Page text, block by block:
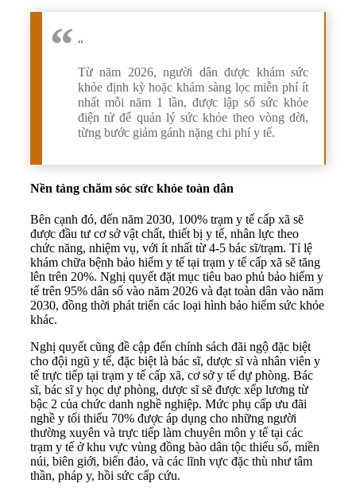
“
Từ năm 2026, người dân được khám sức
khỏe định kỳ hoặc khám sàng lọc miễn phí ít
nhất mỗi năm 1 lần, được lập sổ sức khỏe
điện tử để quản lý sức khỏe theo vòng đời,
từng bước giảm gánh nặng chi phí y tế.
Nền tảng chăm sóc sức khỏe toàn dân
Bên cạnh đó, đến năm 2030, 100% trạm y tế cấp xã sẽ
được đầu tư cơ sở vật chất, thiết bị y tế, nhân lực theo
chức năng, nhiệm vụ, với ít nhất từ 4-5 bác sĩ/trạm. Tỉ lệ
khám chữa bệnh bảo hiểm y tế tại trạm y tế cấp xã sẽ tăng
lên trên 20%. Nghị quyết đặt mục tiêu bao phủ bảo hiểm y
tế trên 95% dân số vào năm 2026 và đạt toàn dân vào năm
2030, đồng thời phát triển các loại hình bảo hiểm sức khỏe
khác.
Nghị quyết cũng đề cập đến chính sách đãi ngộ đặc biệt
cho đội ngũ y tế, đặc biệt là bác sĩ, dược sĩ và nhân viên y
tế trực tiếp tại trạm y tế cấp xã, cơ sở y tế dự phòng. Bác
sĩ, bác sĩ y học dự phòng, dược sĩ sẽ được xếp lương từ
bậc 2 của chức danh nghề nghiệp. Mức phụ cấp ưu đãi
nghề y tối thiểu 70% được áp dụng cho những người
thường xuyên và trực tiếp làm chuyên môn y tế tại các
trạm y tế ở khu vực vùng đồng bào dân tộc thiểu số, miền
núi, biên giới, biển đảo, và các lĩnh vực đặc thù như tâm
thần, pháp y, hồi sức cấp cứu.